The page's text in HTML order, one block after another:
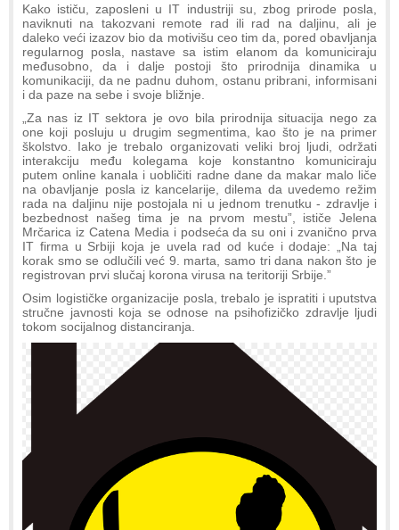
Kako ističu, zaposleni u IT industriji su, zbog prirode posla,
naviknuti na takozvani remote rad ili rad na daljinu, ali je
daleko veći izazov bio da motivišu ceo tim da, pored obavljanja
regularnog posla, nastave sa istim elanom da komuniciraju
međusobno, da i dalje postoji što prirodnija dinamika u
komunikaciji, da ne padnu duhom, ostanu pribrani, informisani
i da paze na sebe i svoje bližnje.
„Za nas iz IT sektora je ovo bila prirodnija situacija nego za
one koji posluju u drugim segmentima, kao što je na primer
školstvo. Iako je trebalo organizovati veliki broj ljudi, održati
interakciju među kolegama koje konstantno komuniciraju
putem online kanala i uobličiti radne dane da makar malo liče
na obavljanje posla iz kancelarije, dilema da uvedemo režim
rada na daljinu nije postojala ni u jednom trenutku - zdravlje i
bezbednost našeg tima je na prvom mestu”, ističe Jelena
Mrčarica iz Catena Media i podseća da su oni i zvanično prva
IT firma u Srbiji koja je uvela rad od kuće i dodaje: „Na taj
korak smo se odlučili već 9. marta, samo tri dana nakon što je
registrovan prvi slučaj korona virusa na teritoriji Srbije.”
Osim logističke organizacije posla, trebalo je ispratiti i uputstva
stručne javnosti koja se odnose na psihofizičko zdravlje ljudi
tokom socijalnog distanciranja.